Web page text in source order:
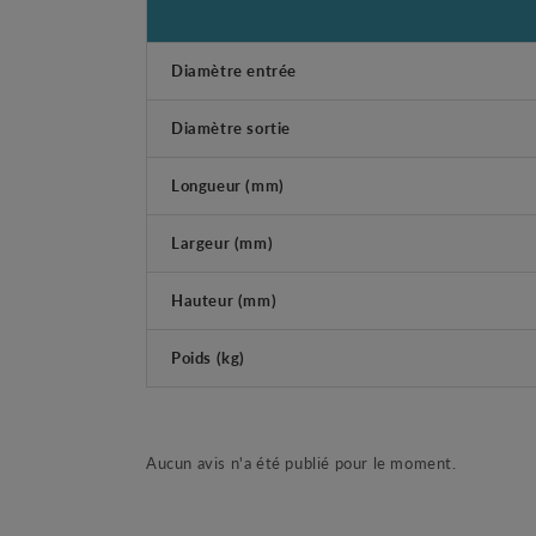
Diamètre entrée
Diamètre sortie
Longueur (mm)
Largeur (mm)
Hauteur (mm)
Poids (kg)
Aucun avis n'a été publié pour le moment.